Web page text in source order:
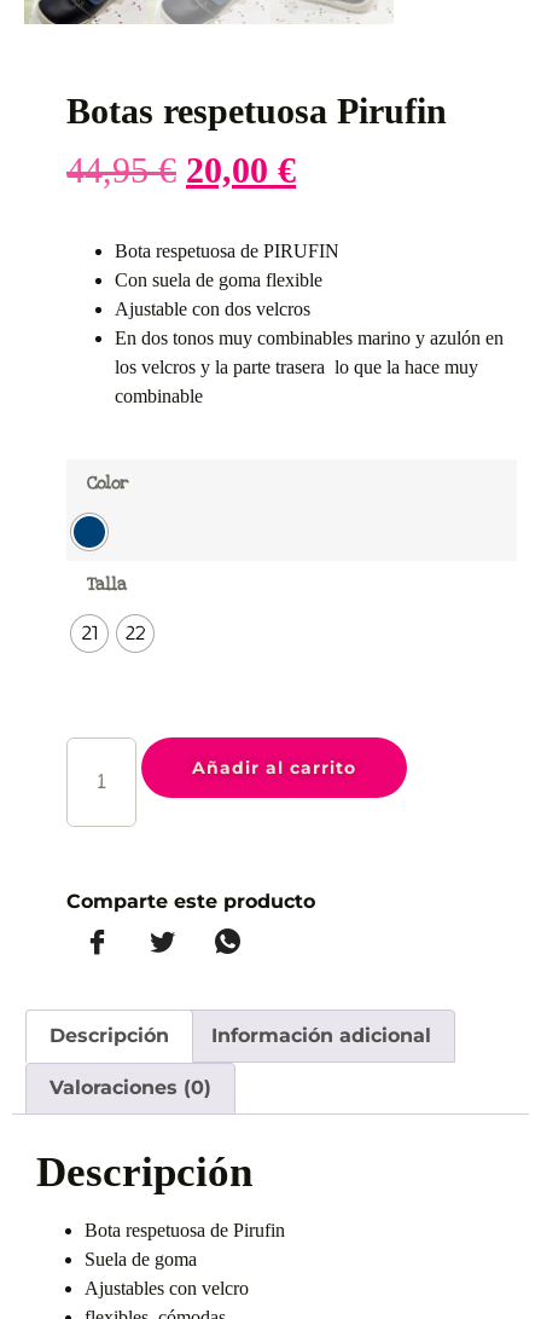
Botas respetuosa Pirufin
44,95€ 20,00 €
Bota respetuosa de PIRUFIN
Con suela de goma flexible
Ajustable con dos velcros
En dos tonos muy combinables marino y azulón en
los velcros y la parte trasera lo que la hace muy
combinable
Color
Talla
21 22
Añadir al carrito
Comparte este producto
Descripción Información adicional
Valoraciones (0)
Descripción
Bota respetuosa de Pirufin
Suela de goma
Ajustables con velcro